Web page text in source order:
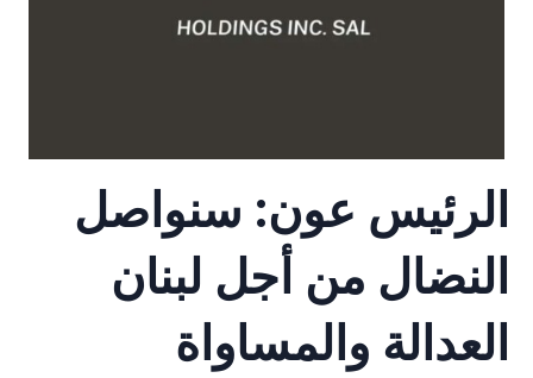
الرئيس عون: سنواصل
النضال من أجل لبنان
العدالة والمساواة